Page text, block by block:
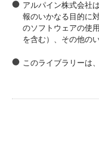
アルパイン株式会社
報のいかなる目的に
のソフトウェアの使
を含む）、その他の
このライブラリーは